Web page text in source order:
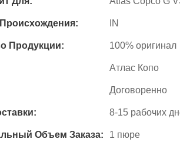
IN
Продукции: 100% оригинал
Атлас Копо
Договоренно
8-15 рабочих
Объем Заказа: 1 пюре